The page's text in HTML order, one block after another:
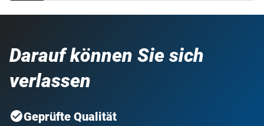
Darauf können Sie sich
verlassen
Geprüfte Qualität